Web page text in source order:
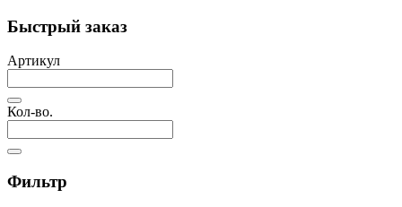
Быстрый заказ
Артикул
Кол-во.
Фильтр